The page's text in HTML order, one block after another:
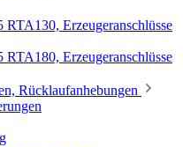
Erzeugeranschlüsse
Erzeugeranschlüsse
Rücklaufanhebungen